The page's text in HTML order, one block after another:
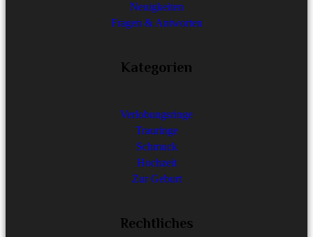
Neuigkeiten
Fragen & Antworten
Kategorien
Verlobungsringe
Trauringe
Schmuck
Hochzeit
Zur Geburt
Rechtliches